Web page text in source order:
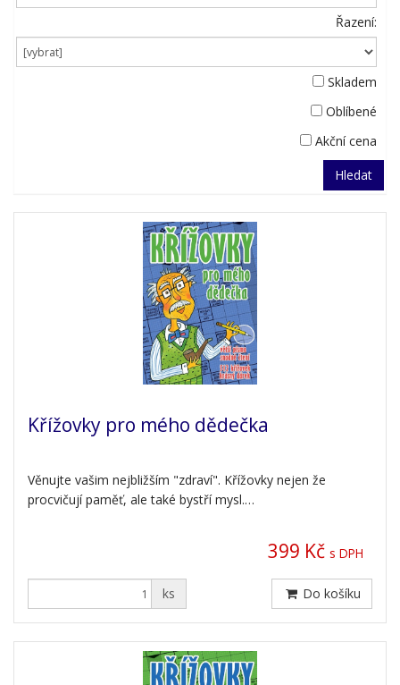
Řazení:
Skladem
Oblíbené
Akční cena
Hledat
Křížovky pro mého dědečka
Věnujte vašim nejbližším "zdraví". Křížovky nejen že
procvičují paměť, ale také bystří mysl.…
399 Kč s DPH
ks Do košíku